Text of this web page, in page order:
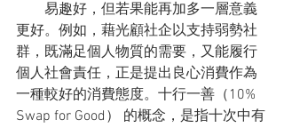
易趣好，但若果能再加多一層意義
更好。例如，藉光顧社企以支持弱勢社
群，既滿足個人物質的需要，又能履行
個人社會責任，正是提出良心消費作為
一種較好的消費態度。十行一善（10%
Swap for Good） 的概念，是指十次中有